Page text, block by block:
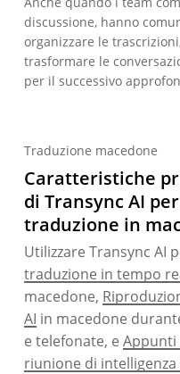
discussione, hanno
organizzare le
trasformare le
per il successivo
Traduzione macedone
Caratteristiche
di Transync AI
traduzione in
Utilizzare Transync AI
traduzione in tempo
macedone,
AI in macedone
e telefonate, eAppunti
riunione di